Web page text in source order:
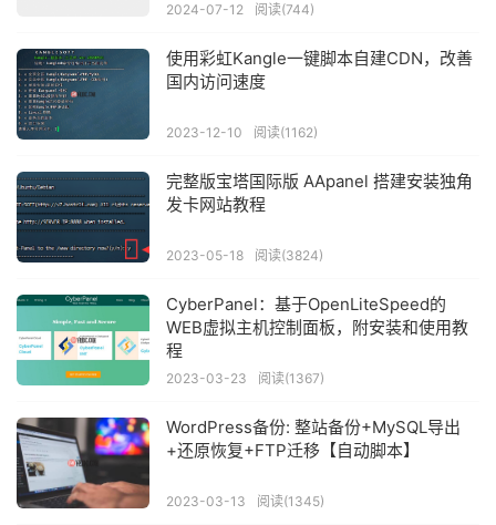
2024-07-12 阅读(744)
使用彩虹Kangle一键脚本自建CDN，改善
国内访问速度
2023-12-10 阅读(1162)
完整版宝塔国际版 AApanel 搭建安装独角
发卡网站教程
2023-05-18 阅读(3824)
CyberPanel：基于OpenLiteSpeed的
WEB虚拟主机控制面板，附安装和使用教
程
2023-03-23 阅读(1367)
WordPress备份: 整站备份+MySQL导出
+还原恢复+FTP迁移【自动脚本】
2023-03-13 阅读(1345)